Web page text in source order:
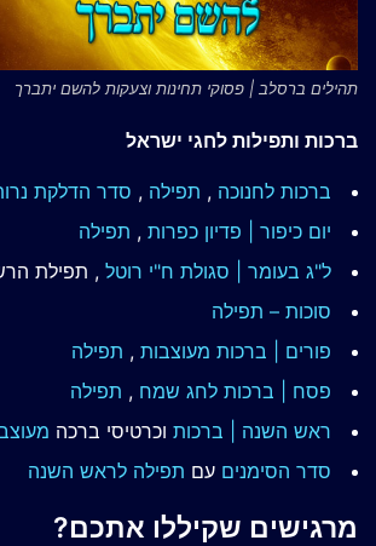
תהילים ברסלב | פסוקי תחינות וצעקות להשם יתברך
ברכות ותפילות לחגי ישראל
ברכות לחנוכה , תפילה , סדר הדלקת
יום כיפור | פדיון כפרות , תפילה
ל"ג בעומר | סגולת ח"י רוטל , תפילת
סוכות – תפילה
פורים | ברכות מעוצבות , תפילה
פסח | ברכות לחג שמח , תפילה
ראש השנה | ברכות וכרטיסי ברכה
סדר הסימנים עם תפילה לראש השנה
מרגישים שקיללו אתכם?